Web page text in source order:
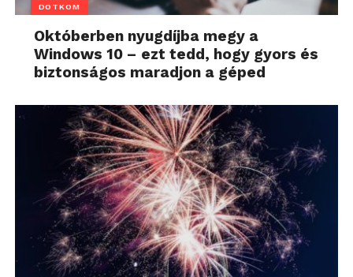
DOTKOM
Októberben nyugdíjba megy a
Windows 10 – ezt tedd, hogy gyors és
biztonságos maradjon a géped